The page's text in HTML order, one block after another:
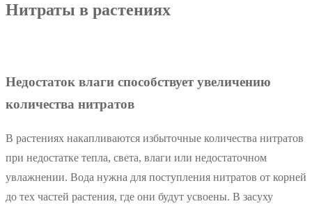
Нитраты в растениях
Недостаток влаги способствует увеличению
количества нитратов
В растениях накапливаются избыточные количества нитратов
при недостатке тепла, света, влаги или недостаточном
увлажнении. Вода нужна для поступления нитратов от корней
до тех частей растения, где они будут усвоены. В засуху